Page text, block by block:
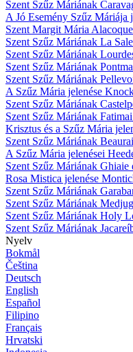
Szent Szűz Máriának
A Jó Esemény Szűz Máriája
Szent Margit Mária
Szent Szűz Máriának La
Szent Szűz Máriának
Szent Szűz Máriának
Szent Szűz Máriának
A Szűz Mária jelenése
Szent Szűz Máriának
Szent Szűz Máriának
Krisztus és a Szűz Mária
Szent Szűz Máriának
A Szűz Mária jelenései
Szent Szűz Máriának Ghiaie
Rosa Mistica jelenése
Szent Szűz Máriának
Szent Szűz Máriának
Szent Szűz Máriának Holy
Szent Szűz Máriának
Nyelv
Bokmål
Čeština
Deutsch
English
Español
Filipino
Français
Hrvatski